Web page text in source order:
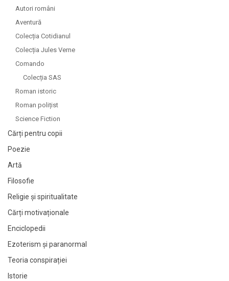
Autori români
Aventură
Colecția Cotidianul
Colecția Jules Verne
Comando
Colecția SAS
Roman istoric
Roman polițist
Science Fiction
Cărți pentru copii
Poezie
Artă
Filosofie
Religie și spiritualitate
Cărți motivaționale
Enciclopedii
Ezoterism și paranormal
Teoria conspirației
Istorie